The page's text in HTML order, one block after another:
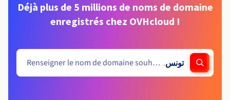
Déjà plus de 5 millions de noms de domaine
enregistrés chez OVHcloud !
.تونس